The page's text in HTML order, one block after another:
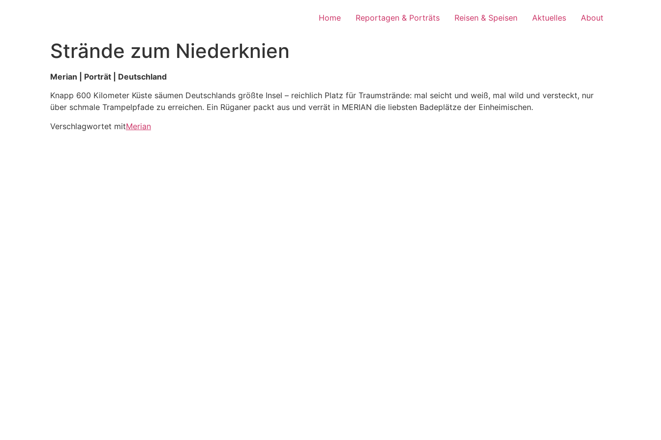
Home Reportagen & Porträts Reisen & Speisen Aktuelles About
Strände zum Niederknien
Merian | Porträt | Deutschland
Knapp 600 Kilometer Küste säumen Deutschlands größte Insel – reichlich Platz für Traumstrände: mal seicht und weiß, mal wild und versteckt, nur
über schmale Trampelpfade zu erreichen. Ein Rüganer packt aus und verrät in MERIAN die liebsten Badeplätze der Einheimischen.
Verschlagwortet mitMerian